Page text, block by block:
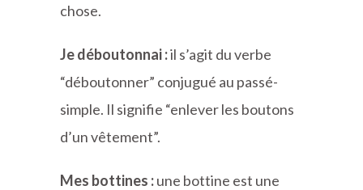
chose.
Je déboutonnai :il s’agit du verbe
“déboutonner” conjugué au passé-
simple. Il signifie “enlever les boutons
d’un vêtement”.
Mes bottines :une bottine est une